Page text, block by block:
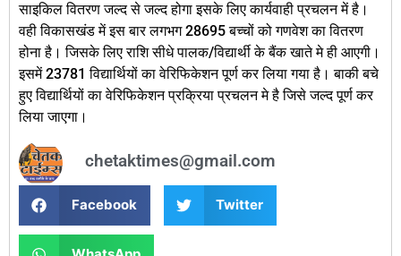
साइकिल वितरण जल्द से जल्द होगा इसके लिए कार्यवाही प्रचलन में है।
वही विकासखंड में इस बार लगभग 28695 बच्चों को गणवेश का वितरण
होना है। जिसके लिए राशि सीधे पालक/विद्यार्थी के बैंक खाते मे ही आएगी।
इसमें 23781 विद्यार्थियों का वेरिफिकेशन पूर्ण कर लिया गया है। बाकी बचे
हुए विद्यार्थियों का वेरिफिकेशन प्रक्रिया प्रचलन मे है जिसे जल्द पूर्ण कर
लिया जाएगा।
chetaktimes@gmail.com
Facebook Twitter